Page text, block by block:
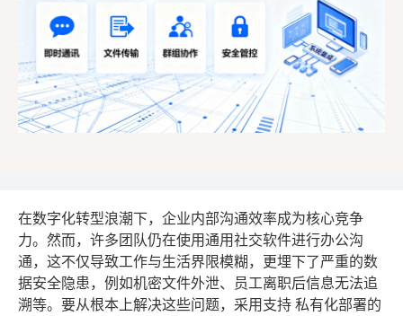
在数字化转型浪潮下，企业内部沟通效率成为核心竞争
力。然而，许多团队仍在使用通用社交软件进行办公沟
通，这不仅导致工作与生活界限模糊，更埋下了严重的数
据安全隐患，例如机密文件外泄、员工离职后信息无法追
溯等。要从根本上解决这些问题，采用支持 私有化部署的